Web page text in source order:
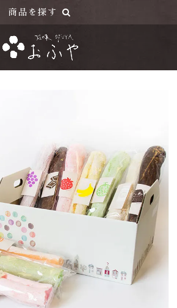
商品を探す
お菓子のおふ
ギフト向けのおふ
焼き菓子「ころりふ」
ト お料理用やきふ
麩まんじゅう